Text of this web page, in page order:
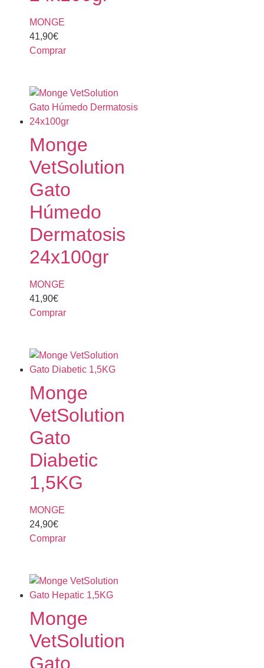
MONGE
41,90€
Comprar
Monge
VetSolution
Gato
Húmedo
Dermatosis
24x100gr
MONGE
41,90€
Comprar
Monge
VetSolution
Gato
Diabetic
1,5KG
MONGE
24,90€
Comprar
Monge
VetSolution
Gato